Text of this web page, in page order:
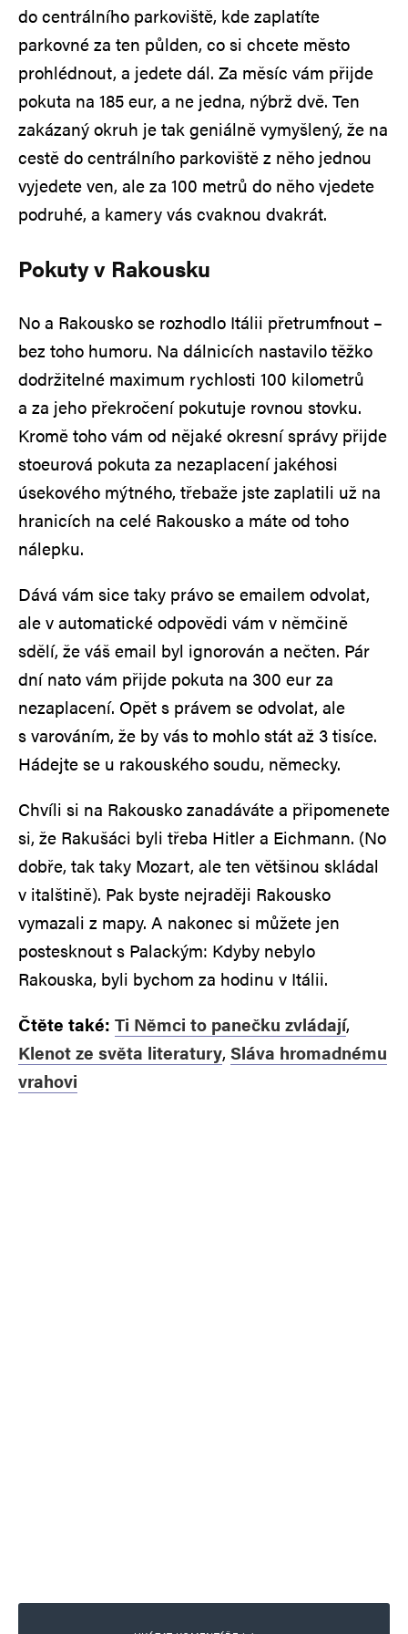
do centrálního parkoviště, kde zaplatíte
parkovné za ten půlden, co si chcete město
prohlédnout, a jedete dál. Za měsíc vám přijde
pokuta na 185 eur, a ne jedna, nýbrž dvě. Ten
zakázaný okruh je tak geniálně vymyšlený, že na
cestě do centrálního parkoviště z něho jednou
vyjedete ven, ale za 100 metrů do něho vjedete
podruhé, a kamery vás cvaknou dvakrát.
Pokuty v Rakousku
No a Rakousko se rozhodlo Itálii přetrumfnout –
bez toho humoru. Na dálnicích nastavilo těžko
dodržitelné maximum rychlosti 100 kilometrů
a za jeho překročení pokutuje rovnou stovku.
Kromě toho vám od nějaké okresní správy přijde
stoeurová pokuta za nezaplacení jakéhosi
úsekového mýtného, třebaže jste zaplatili už na
hranicích na celé Rakousko a máte od toho
nálepku.
Dává vám sice taky právo se emailem odvolat,
ale v automatické odpovědi vám v němčině
sdělí, že váš email byl ignorován a nečten. Pár
dní nato vám přijde pokuta na 300 eur za
nezaplacení. Opět s právem se odvolat, ale
s varováním, že by vás to mohlo stát až 3 tisíce.
Hádejte se u rakouského soudu, německy.
Chvíli si na Rakousko zanadáváte a připomenete
si, že Rakušáci byli třeba Hitler a Eichmann. (No
dobře, tak taky Mozart, ale ten většinou skládal
v italštině). Pak byste nejraději Rakousko
vymazali z mapy. A nakonec si můžete jen
postesknout s Palackým: Kdyby nebylo
Rakouska, byli bychom za hodinu v Itálii.
Čtěte také: Ti Němci to panečku zvládají,
Klenot ze světa literatury, Sláva hromadnému
vrahovi